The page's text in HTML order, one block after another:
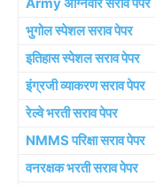
भुगोल स्पेशल सराव पेपर
इतिहास स्पेशल सराव पेपर
इंग्रजी व्याकरण सराव पेपर
रेल्वे भरती सराव पेपर
NMMS परिक्षा सराव पेपर
वनरक्षक भरती सराव पेपर